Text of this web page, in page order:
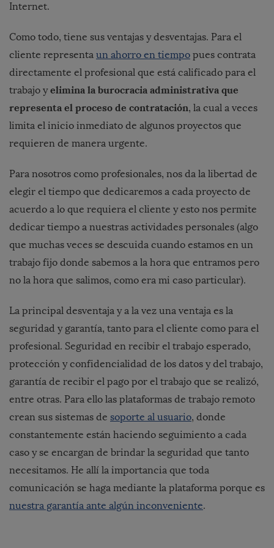
Internet.
Como todo, tiene sus ventajas y desventajas. Para el
cliente representa un ahorro en tiempo pues contrata
directamente el profesional que está calificado para el
trabajo yelimina la burocracia administrativa que
representa el proceso de contratación, la cual a veces
limita el inicio inmediato de algunos proyectos que
requieren de manera urgente.
Para nosotros como profesionales, nos da la libertad de
elegir el tiempo que dedicaremos a cada proyecto de
acuerdo a lo que requiera el cliente y esto nos permite
dedicar tiempo a nuestras actividades personales (algo
que muchas veces se descuida cuando estamos en un
trabajo fijo donde sabemos a la hora que entramos pero
no la hora que salimos, como era mi caso particular).
La principal desventaja y a la vez una ventaja es la
seguridad y garantía, tanto para el cliente como para el
profesional. Seguridad en recibir el trabajo esperado,
protección y confidencialidad de los datos y del trabajo,
garantía de recibir el pago por el trabajo que se realizó,
entre otras. Para ello las plataformas de trabajo remoto
crean sus sistemas de soporte al usuario, donde
constantemente están haciendo seguimiento a cada
caso y se encargan de brindar la seguridad que tanto
necesitamos. He allí la importancia que toda
comunicación se haga mediante la plataforma porque es
nuestra garantía ante algún inconveniente.